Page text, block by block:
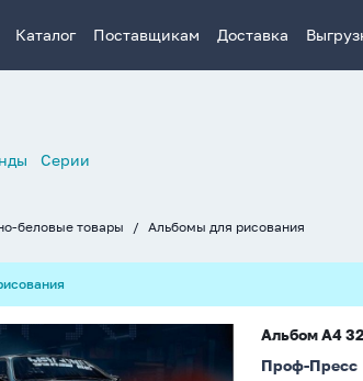
Каталог Поставщикам Доставка
Серии
беловые товары Альбомы для рисования
Альбом А4
Проф-Пресс